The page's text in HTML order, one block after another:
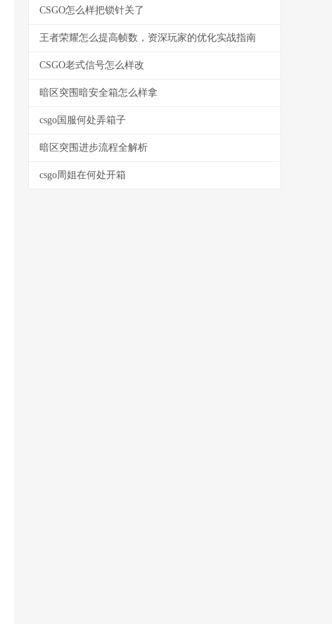
CSGO怎么样把锁针关了
王者荣耀怎么提高帧数，资深玩家的优化实战指南
CSGO老式信号怎么样改
暗区突围暗安全箱怎么样拿
csgo国服何处弄箱子
暗区突围进步流程全解析
csgo周姐在何处开箱